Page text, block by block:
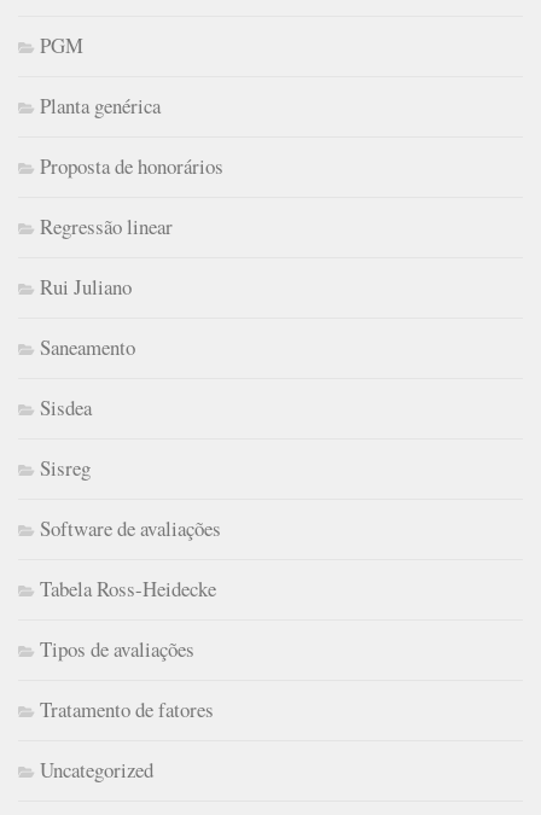
PGM
Planta genérica
Proposta de honorários
Regressão linear
Rui Juliano
Saneamento
Sisdea
Sisreg
Software de avaliações
Tabela Ross-Heidecke
Tipos de avaliações
Tratamento de fatores
Uncategorized